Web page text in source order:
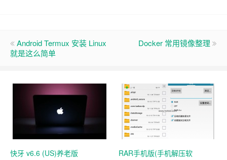
Android Termux 安装 Linux
就是这么简单
Docker 常用镜像整理
快牙 v6.6 (US)养老版
RAR手机版(手机解压软